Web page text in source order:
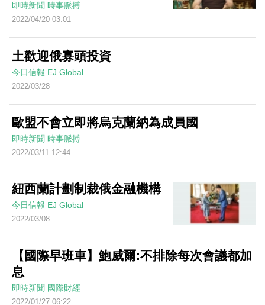
即時新聞 時事脈搏
2022/04/20 03:01
土歡迎俄寡頭投資
今日信報 EJ Global
2022/03/28
歐盟不會立即將烏克蘭納為成員國
即時新聞 時事脈搏
2022/03/11 12:44
紐西蘭計劃制裁俄金融機構
今日信報 EJ Global
2022/03/08
【國際早班車】鮑威爾:不排除每次會議都加
息
即時新聞 國際財經
2022/01/27 06:22